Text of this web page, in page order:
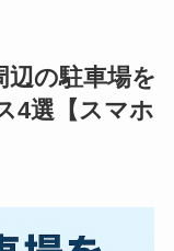
辺の駐車場を
4選【スマホ